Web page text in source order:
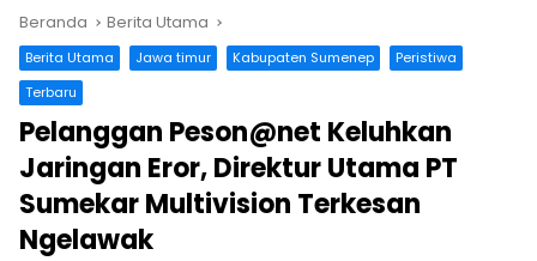
Beranda Berita Utama
Berita Utama Jawa timur Kabupaten Sumenep
Peristiwa
Terbaru
Pelanggan Peson@net Keluhkan
Jaringan Eror, Direktur Utama PT
Sumekar Multivision Terkesan
Ngelawak